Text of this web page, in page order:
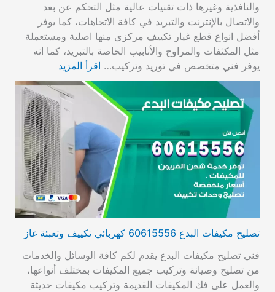
والنافذية وغيرها ذات تقنيات عالية مثل التحكم عن بعد
والاتصال بالإنترنت والتبريد في كافة الاتجاهات، كما يوفر
أفضل انواع قطع غيار تكييف مركزي منها اصلية ومستعملة
مثل المكثفات والمراوح والأنابيب الخاصة بالتبريد، كما انه
يوفر فني متخصص في توريد وتركيب… اقرأ المزيد
تصليح مكيفات البدع 60615556 كهربائي تكييف وتعبئة غاز
فني تصليح مكيفات البدع يقدم لكم كافة الوسائل والخدمات
من تصليح وصيانة وتركيب جميع المكيفات بمختلف أنواعها،
والعمل على فك المكيفات القديمة وتركيب مكيفات حديثة